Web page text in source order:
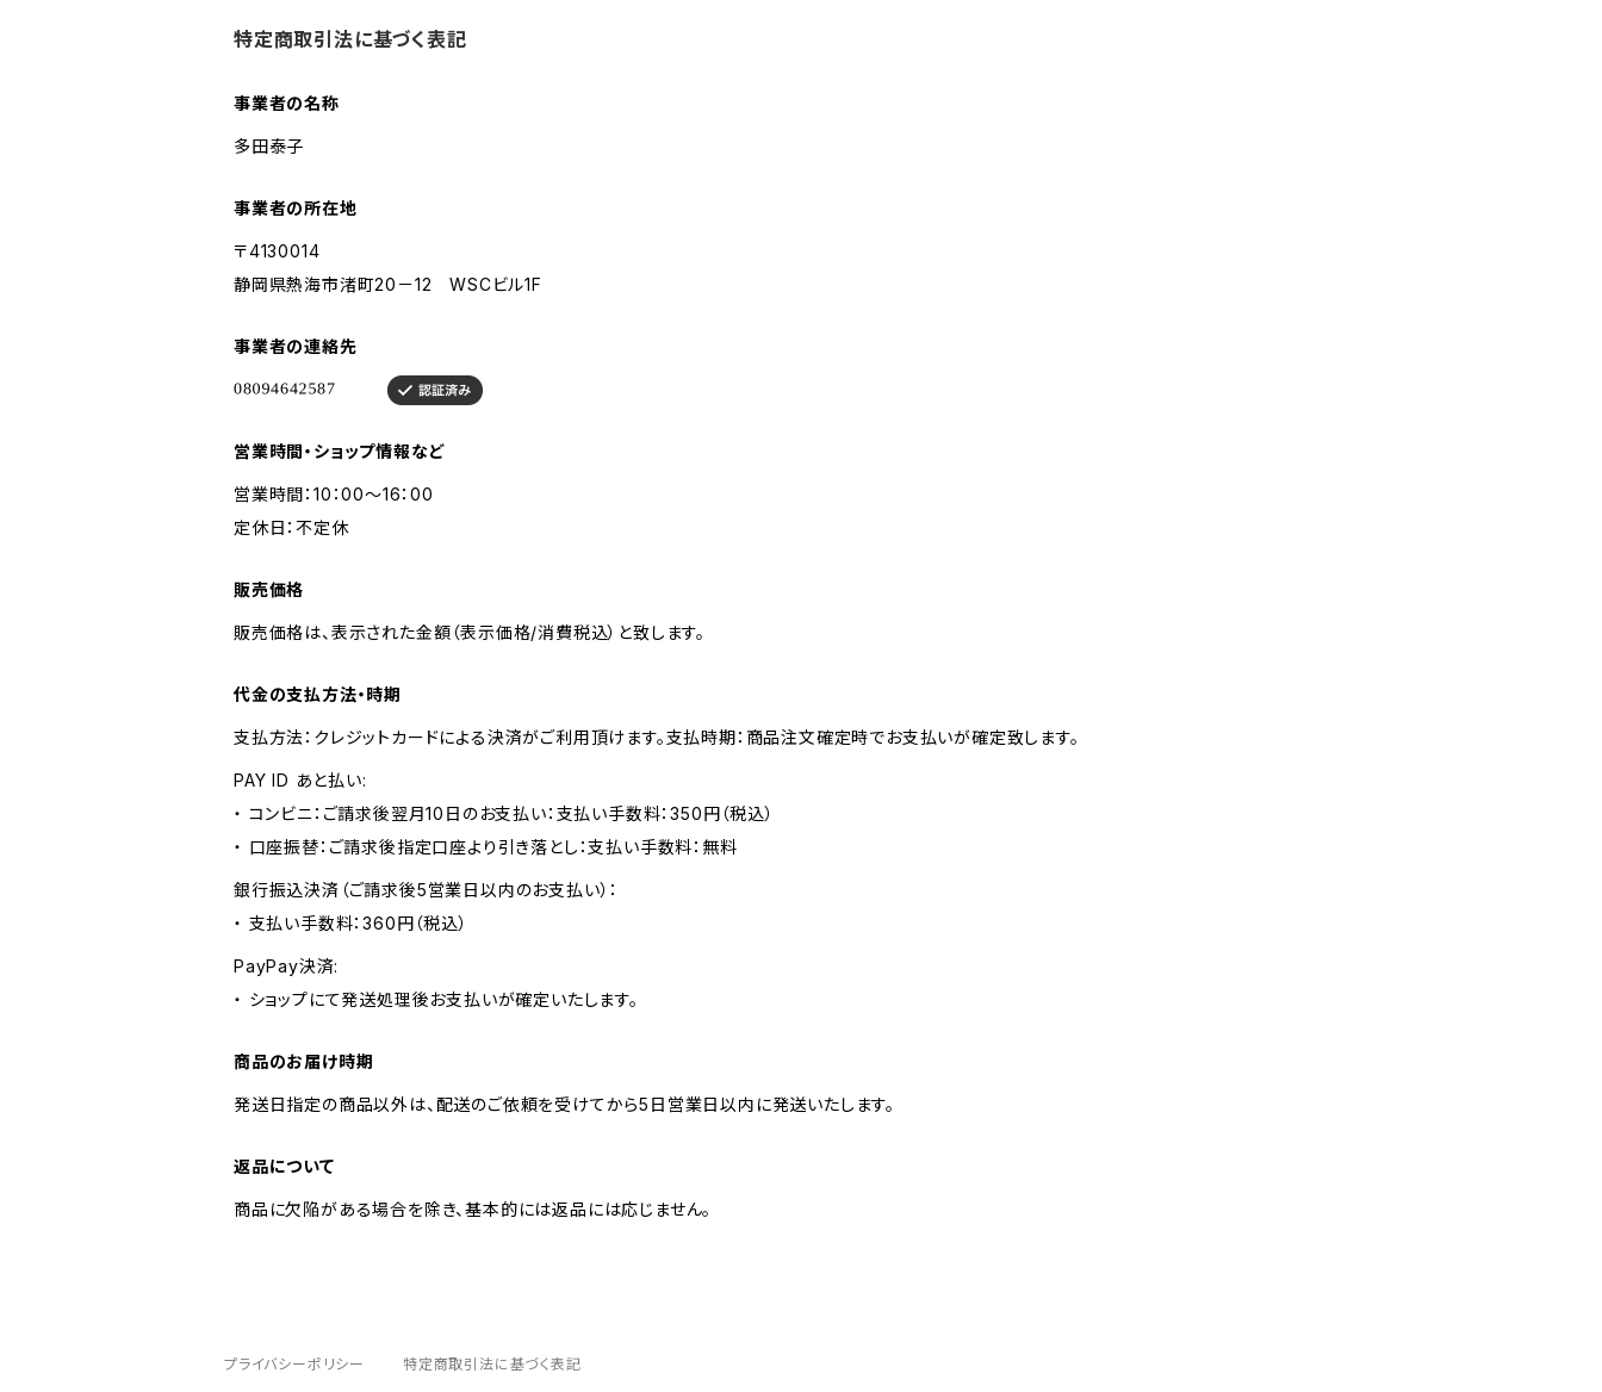
特定商取引法に基づく表記
事業者の名称
多田泰子
事業者の所在地
〒4130014
静岡県熱海市渚町20－12 WSCビル1F
事業者の連絡先
営業時間・ショップ情報など
営業時間：10：00～16：00
定休日：不定休
販売価格
販売価格は、表示された金額（表示価格/消費税込）と致します。
代金の支払方法・時期
支払方法：クレジットカードによる決済がご利用頂けます。支払時期：商品注文確定時でお支払いが確定致します。
PAY ID あと払い:
・ コンビニ：ご請求後翌月10日のお支払い：支払い手数料：350円（税込）
・ 口座振替：ご請求後指定口座より引き落とし：支払い手数料：無料
銀行振込決済（ご請求後5営業日以内のお支払い）：
・ 支払い手数料：360円（税込）
PayPay決済:
・ ショップにて発送処理後お支払いが確定いたします。
商品のお届け時期
発送日指定の商品以外は、配送のご依頼を受けてから5日営業日以内に発送いたします。
返品について
商品に欠陥がある場合を除き、基本的には返品には応じません。
プライバシーポリシー 特定商取引法に基づく表記